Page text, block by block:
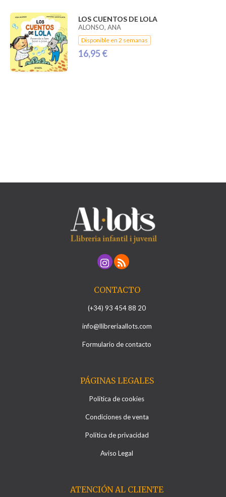
LOS CUENTOS DE LOLA
ALONSO, ANA
Disponible en 2 semanas
16,95 €
CONTACTO
(+34) 93 454 88 20
info@llibreriaallots.com
Formulario de contacto
PÁGINAS LEGALES
Política de cookies
Condiciones de venta
Política de privacidad
Aviso Legal
ATENCIÓN AL CLIENTE